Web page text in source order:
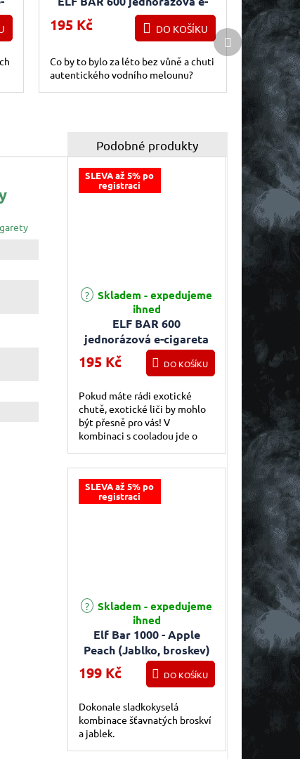
cigareta Watermelon
195 Kč DO KOŠÍKU
Co by to bylo za léto bez vůně a chuti
autentického vodního melounu?
Další produkt
SLEVA až 5% po
registraci
ELF BAR 600
jednorázová e-cigareta
Lychee Ice
Průměrné hodnocení produktu je 3,0 z 5
Skladem - expedujeme
ihned
195 Kč DO KOŠÍKU
Pokud máte rádi exotické
chutě, exotické liči by mohlo
být přesně pro vás! V
kombinaci s cooladou jde o
SLEVA až 5% po
registraci
Elf Bar 1000 - Apple
Peach (Jablko, broskev)
20mg
Skladem - expedujeme
ihned
199 Kč DO KOŠÍKU
Dokonale sladkokyselá
kombinace šťavnatých broskví
a jablek.